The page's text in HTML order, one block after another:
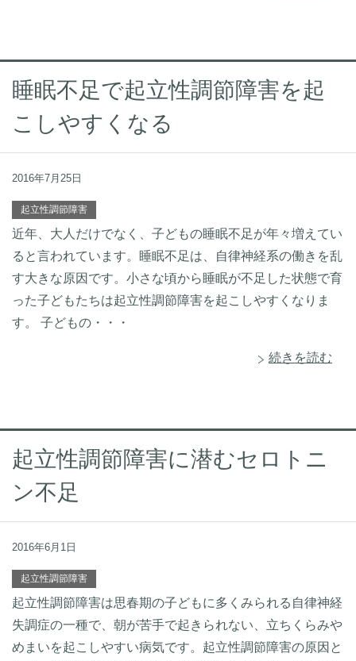
睡眠不足で起立性調節障害を起
こしやすくなる
2016年7月25日
起立性調節障害
近年、大人だけでなく、子どもの睡眠不足が年々増えてい
ると言われています。睡眠不足は、自律神経系の働きを乱
す大きな原因です。小さな頃から睡眠が不足した状態で育
った子どもたちは起立性調節障害を起こしやすくなりま
す。 子どもの・・・
続きを読む
起立性調節障害に潜むセロトニ
ン不足
2016年6月1日
起立性調節障害
起立性調節障害は思春期の子どもに多くみられる自律神経
失調症の一種で、朝が苦手で起きられない、立ちくらみや
めまいを起こしやすい病気です。起立性調節障害の原因と